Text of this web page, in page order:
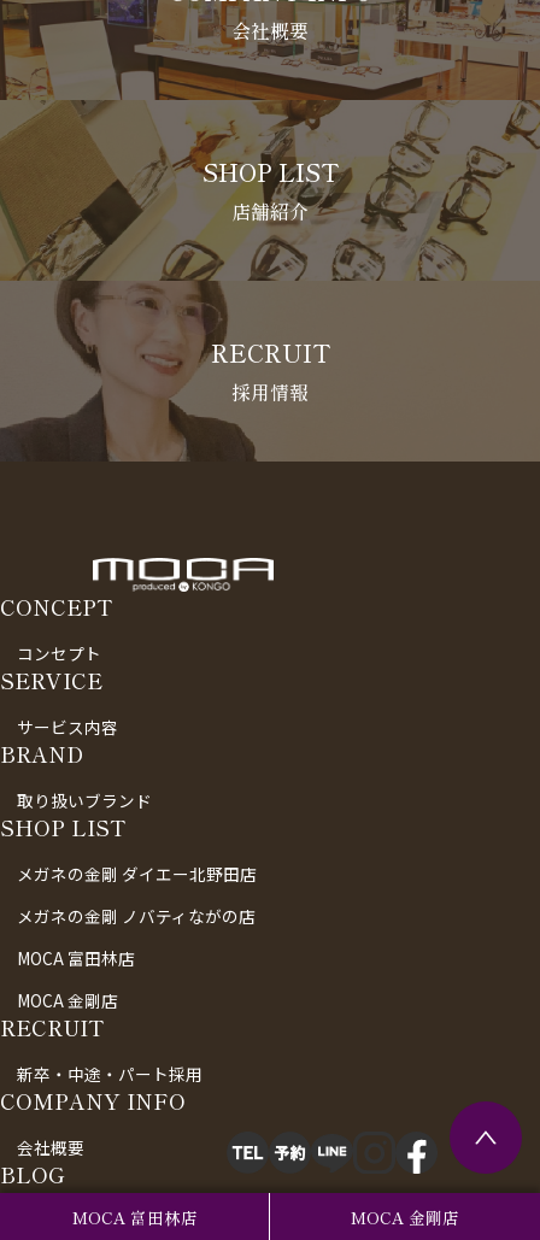
MOCA 富田林店 MOCA 金剛店
会社概要
SHOP LIST
店舗紹介
RECRUIT
採用情報
CONCEPT
コンセプト
SERVICE
サービス内容
BRAND
取り扱いブランド
SHOP LIST
メガネの金剛 ダイエー北野田店
メガネの金剛 ノバティながの店
MOCA 富田林店
MOCA 金剛店
RECRUIT
新卒・中途・パート採用
COMPANY INFO
会社概要
BLOG
スタッフブログ